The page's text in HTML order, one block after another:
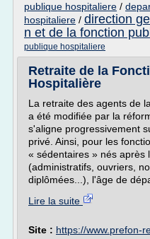
publique hospitaliere /
hospitaliere / direction
n et de la fonction
publique hospitaliere
Retraite de la
Hospitalière
La retraite des agents de
a été modifiée par la
s'aligne progressivement
privé. Ainsi, pour les
« sédentaires » nés après
(administratifs, ouvriers,
diplômées...), l'âge de
Lire la suite
Site : https://www.prefon-